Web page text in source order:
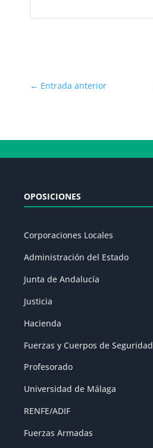
← Entrada anterior
OPOSICIONES
Corporaciones Locales
Administración del Estado
Junta de Andalucía
Justicia
Hacienda
Fuerzas y Cuerpos de Seguridad
Profesorado
Universidad de Málaga
RENFE/ADIF
Fuerzas Armadas